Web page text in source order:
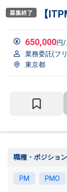
【
650,000円/
業務委託(フ
東京都
職種・ポジション
PM PMO